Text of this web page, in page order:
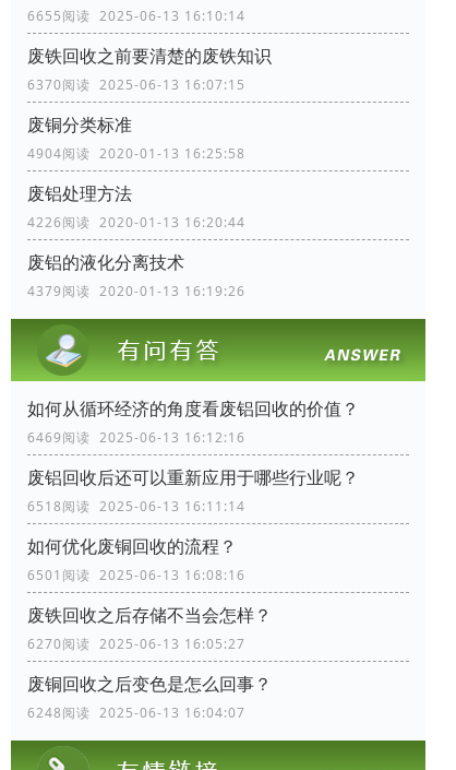
6655阅读 2025-06-13 16:10:14
废铁回收之前要清楚的废铁知识
6370阅读 2025-06-13 16:07:15
废铜分类标准
4904阅读 2020-01-13 16:25:58
废铝处理方法
4226阅读 2020-01-13 16:20:44
废铝的液化分离技术
4379阅读 2020-01-13 16:19:26
如何从循环经济的角度看废铝回收的价值？
6469阅读 2025-06-13 16:12:16
废铝回收后还可以重新应用于哪些行业呢？
6518阅读 2025-06-13 16:11:14
如何优化废铜回收的流程？
6501阅读 2025-06-13 16:08:16
废铁回收之后存储不当会怎样？
6270阅读 2025-06-13 16:05:27
废铜回收之后变色是怎么回事？
6248阅读 2025-06-13 16:04:07